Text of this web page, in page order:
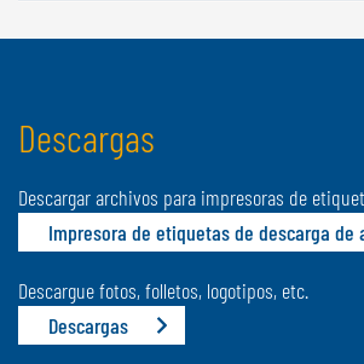
Descargas
Descargar archivos para impresoras de
Impresora de etiquetas de descarga de
Descargue fotos, folletos, logotipos, etc.
Descargas